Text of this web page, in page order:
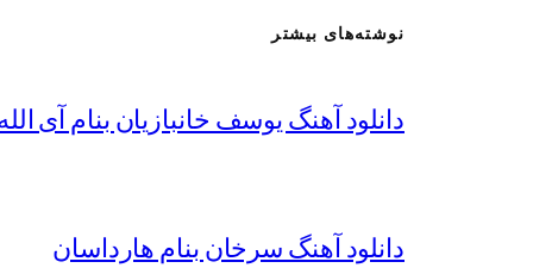
نوشته‌های بیشتر
دانلود آهنگ یوسف خانبازیان بنام آی
دانلود آهنگ سرخان بنام هارداسان